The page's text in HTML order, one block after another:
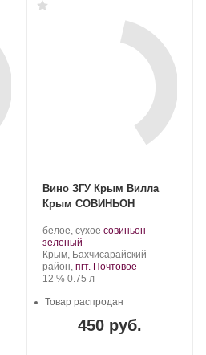
Вино ЗГУ Крым Вилла
Крым СОВИНЬОН
Производитель:
Группа
компаний
«АВК».
белое, сухое .
винограда:
совиньон
зеленый.
Регион:
Крым, Бахчисарайский
район, пгт. Почтовое
Крепость
12 %. Объем
0.75 л
450 руб.
Товар распродан